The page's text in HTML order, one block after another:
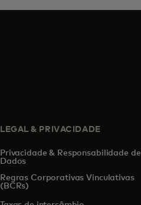
LEGAL & PRIVACIDADE
Privacidade & Responsabilidade de
Dados
Regras Corporativas Vinculativas
(BCRs)